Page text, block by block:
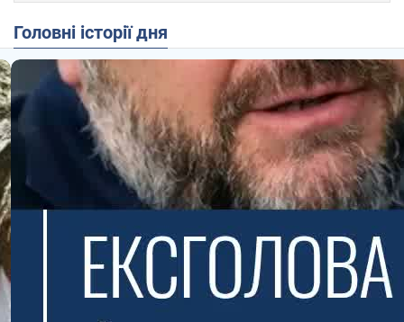
Головні історії дня